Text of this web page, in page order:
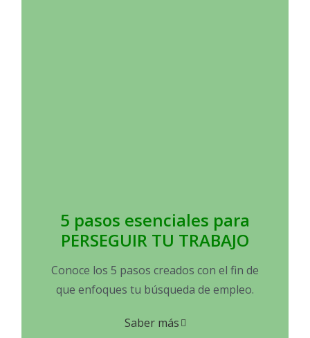
5 pasos esenciales para
PERSEGUIR TU TRABAJO
Conoce los 5 pasos creados con el fin de
que enfoques tu búsqueda de empleo.
Saber más